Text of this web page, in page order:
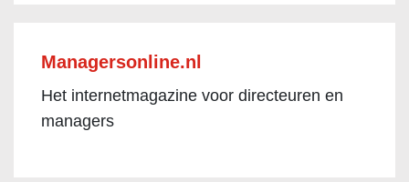
Managersonline.nl
Het internetmagazine voor directeuren en
managers